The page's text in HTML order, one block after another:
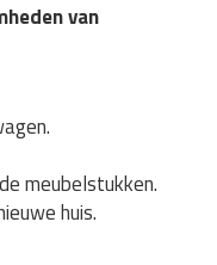
van
meubelstukken.
huis.